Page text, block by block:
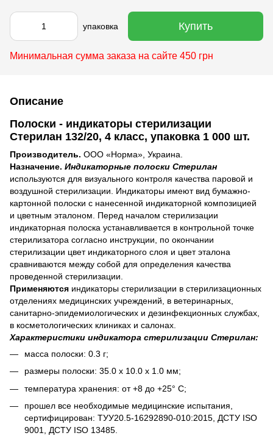
упаковка Купить
Минимальная сумма заказа на сайте 450 грн
Описание
Полоски - индикаторы стерилизации
Стерилан 132/20, 4 класс, упаковка 1 000 шт.
Производитель. ООО «Норма», Украина.
Назначение. Индикаторные полоски Стерилан
используются для визуального контроля качества паровой и
воздушной стерилизации. Индикаторы имеют вид бумажно-
картонной полоски с нанесенной индикаторной композицией
и цветным эталоном. Перед началом стерилизации
индикаторная полоска устанавливается в контрольной точке
стерилизатора согласно инструкции, по окончании
стерилизации цвет индикаторного слоя и цвет эталона
сравниваются между собой для определения качества
проведенной стерилизации.
Применяются индикаторы стерилизации в стерилизационных
отделениях медицинских учреждений, в ветеринарных,
санитарно-эпидемиологических и дезинфекционных службах,
в косметологических клиниках и салонах.
Характеристики индикатора стерилизации Стерилан:
масса полоски: 0.3 г;
размеры полоски: 35.0 x 10.0 x 1.0 мм;
температура хранения: от +8 до +25° C;
прошел все необходимые медицинские испытания,
сертифицирован: ТУУ20.5-16292890-010:2015, ДСТУ ISO
9001, ДСТУ ISO 13485.